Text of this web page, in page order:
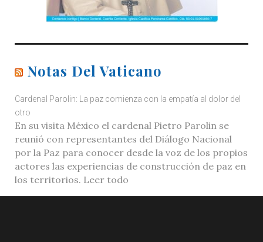
Notas Del Vaticano
Cardenal Parolin: La paz comienza con la empatía al dolor del
otro
En su visita México el cardenal Pietro Parolin se
reunió con representantes del Diálogo Nacional
por la Paz para conocer desde la voz de los propios
actores las experiencias de construcción de paz en
los territorios. Leer todo